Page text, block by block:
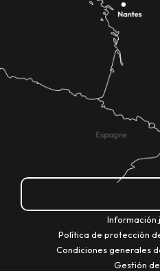
Información
Política de protección
Condiciones generales
Gestión